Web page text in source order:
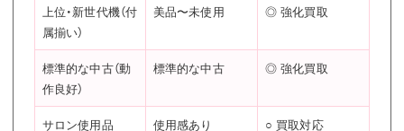
上位・新世代機（付
属揃い）
美品〜未使用 ◎ 強化買取
標準的な中古（動
作良好）
標準的な中古 ◎ 強化買取
サロン使用品 使用感あり ○ 買取対応